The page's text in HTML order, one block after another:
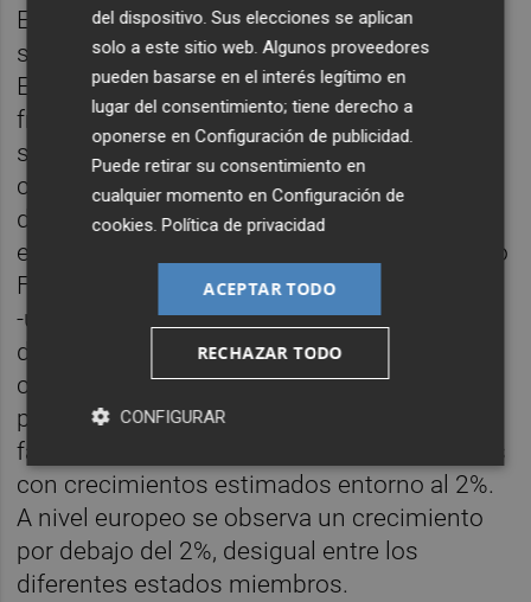
En lo que respecta a la representación del
sector citrícola español a nivel mundial,
España es el sexto productor de cítricos en
fresco y líder en exportación de cítricos,
siendo el país que mejor aprovecha sus
cosechas en comparación con otros países
del Mediterráneo y del hemisferio Sur. El
entorno macroeconómico en el que el Grupo
Fontestad ha desarrollado su actividad
-último trimestre del año 2018 hasta agosto
de 2019- ha sido positivo, con un
crecimiento del PIB en el año 2018 del 2,5%,
previéndose una prolongación de la actual
fase alcista para los tres próximos ejercicios
con crecimientos estimados entorno al 2%.
A nivel europeo se observa un crecimiento
por debajo del 2%, desigual entre los
diferentes estados miembros.
del dispositivo. Sus elecciones se aplican
solo a este sitio web. Algunos proveedores
pueden basarse en el interés legítimo en
lugar del consentimiento; tiene derecho a
oponerse enConfiguración de publicidad.
Puede retirar su consentimiento en
cualquier momento enConfiguración de
cookies.Política de privacidad
ACEPTAR TODO
RECHAZAR TODO
CONFIGURAR